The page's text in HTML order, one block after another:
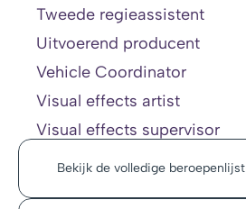
Tweede regieassistent
Uitvoerend producent
Vehicle Coordinator
Visual effects artist
Visual effects supervisor
Bekijk de volledige beroepenlijst